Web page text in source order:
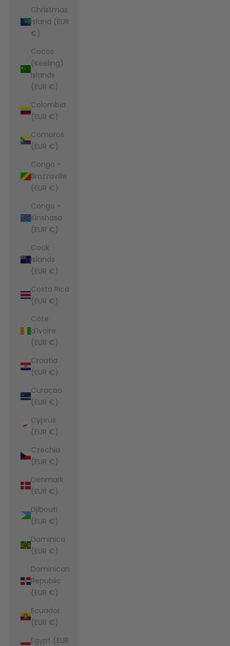
Christmas
Island (EUR
€)
Cocos
(Keeling)
Islands
(EUR €)
Colombia
(EUR €)
Comoros
(EUR €)
Congo -
Brazzaville
(EUR €)
Congo -
Kinshasa
(EUR €)
Cook
Islands
(EUR €)
Costa Rica
(EUR €)
Côte
d’Ivoire
(EUR €)
Croatia
(EUR €)
Curaçao
(EUR €)
Cyprus
(EUR €)
Czechia
(EUR €)
Denmark
(EUR €)
Djibouti
(EUR €)
Dominica
(EUR €)
Dominican
Republic
(EUR €)
Ecuador
(EUR €)
Egypt (EUR